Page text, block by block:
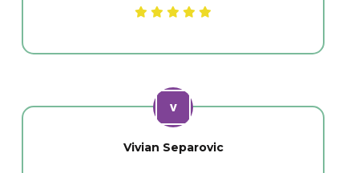
Vivian Separovic